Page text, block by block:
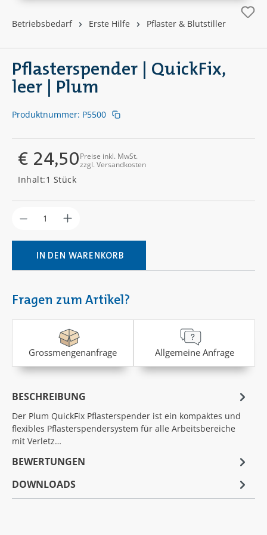
Betriebsbedarf Erste Hilfe Pflaster & Blutstiller
Pflasterspender | QuickFix,
leer | Plum
Regulärer Preis:
€ 24,50Preise inkl. MwSt.
zzgl. Versandkosten
Inhalt:1 Stück
Produkt Anzahl: Gib den gewünschten
IN DEN WARENKORB
Produktnummer: P5500
Fragen zum Artikel?
Grossmengenanfrage Allgemeine Anfrage
BESCHREIBUNG
Der Plum QuickFix Pflasterspender ist ein kompaktes und
flexibles Pflasterspendersystem für alle Arbeitsbereiche
mit Verletz…
BEWERTUNGEN
DOWNLOADS